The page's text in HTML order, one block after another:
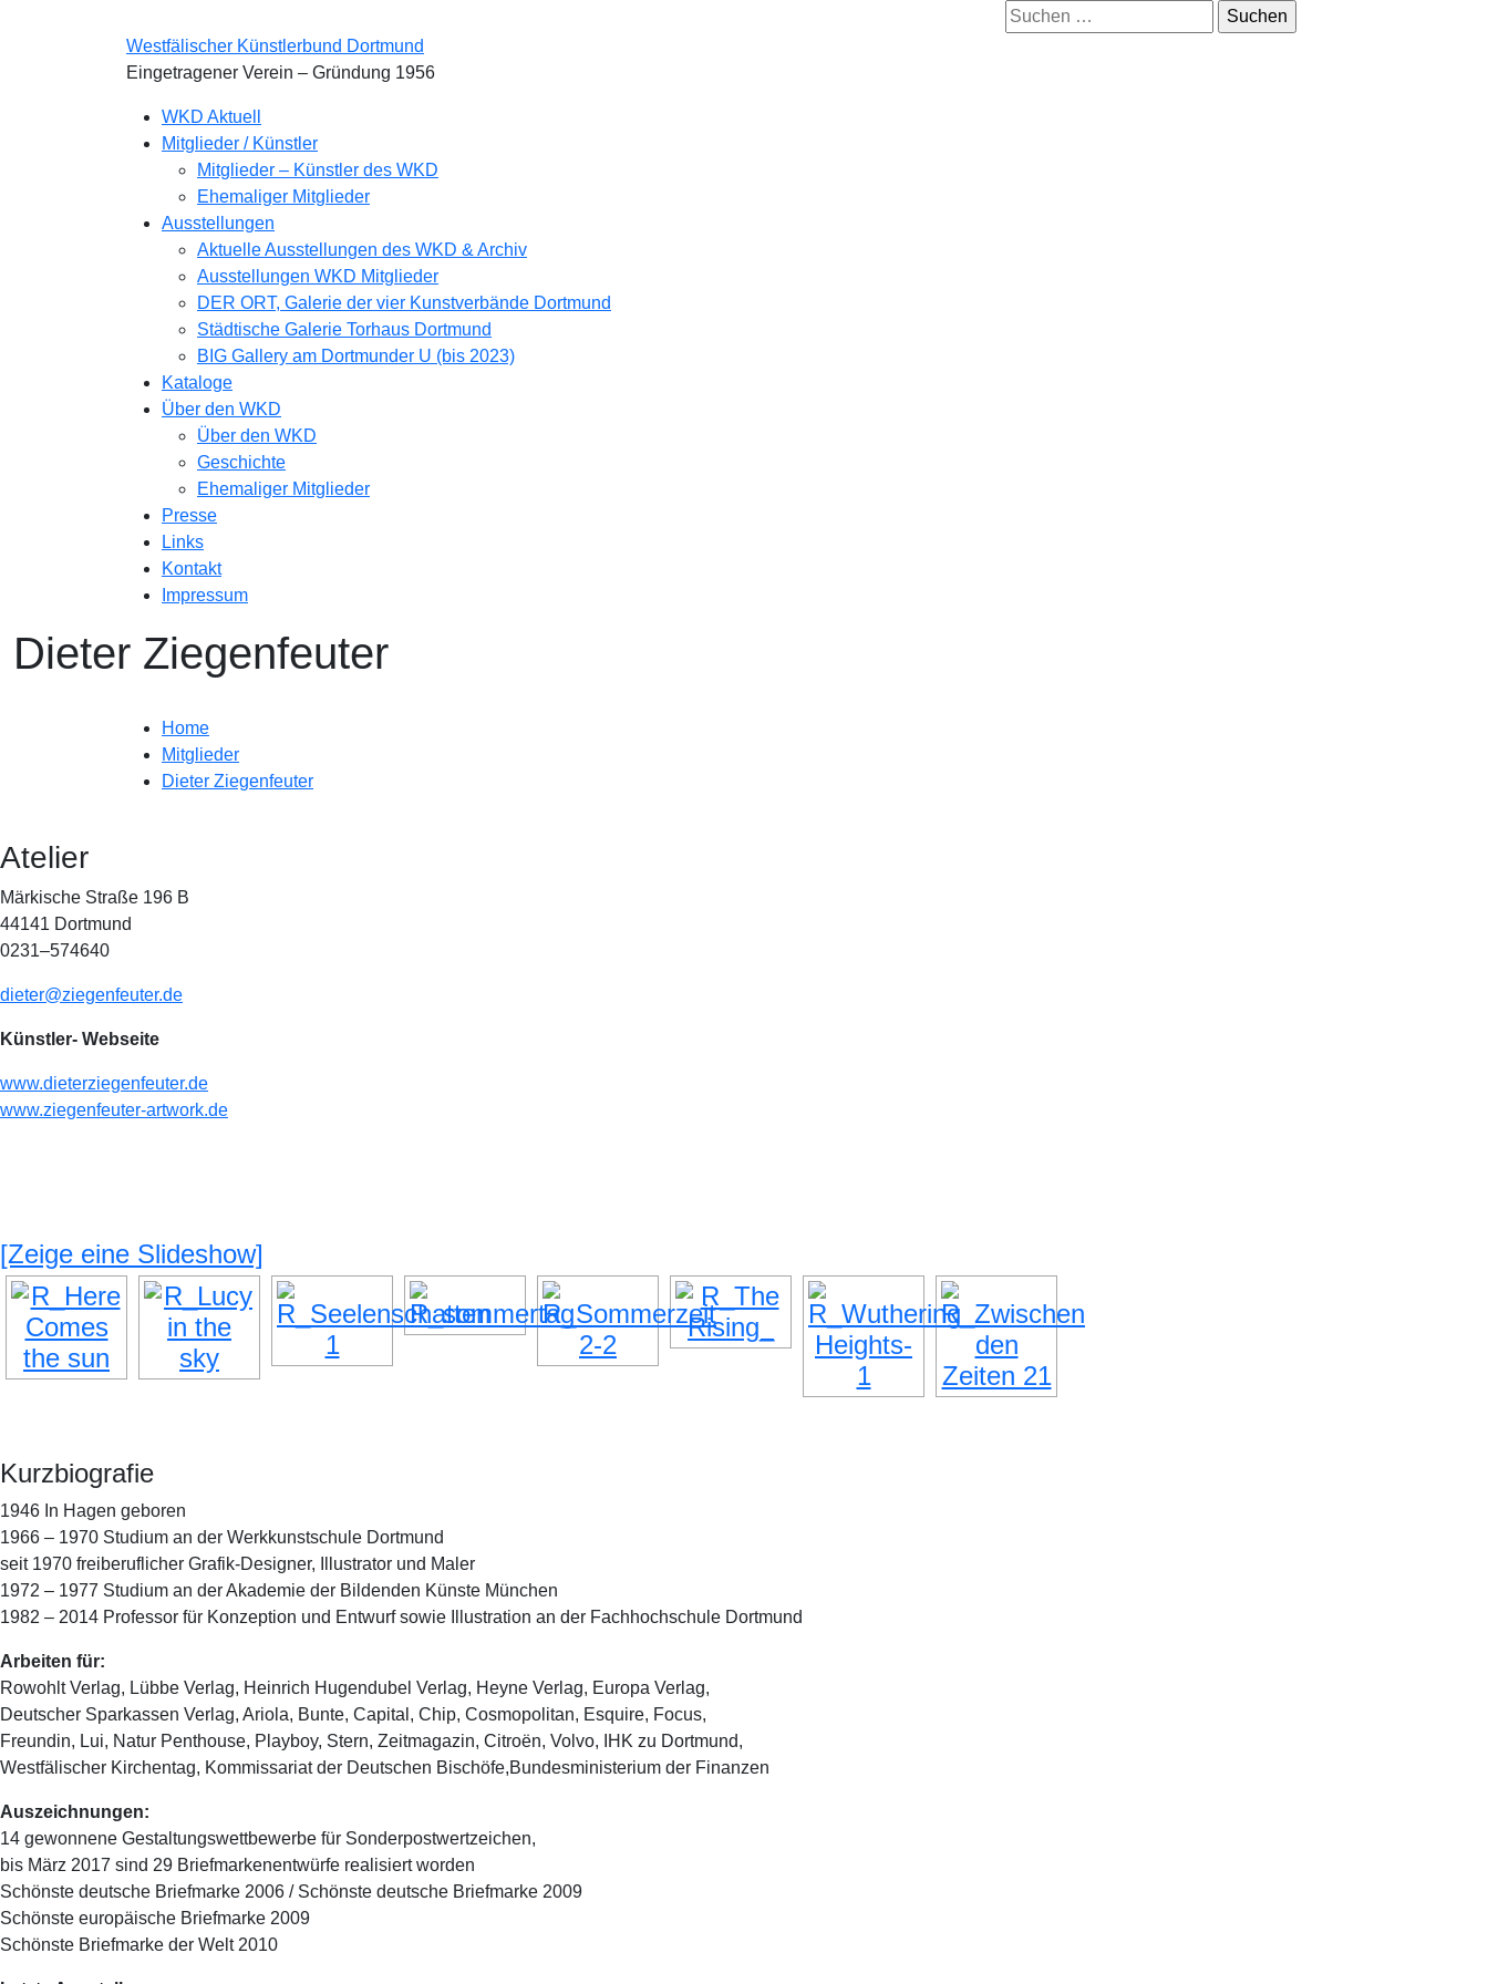
Suchen
nach:
Westfälischer Künstlerbund Dortmund
Eingetragener Verein – Gründung 1956
Primary
Menu
WKD Aktuell
Mitglieder / Künstler
Mitglieder – Künstler des WKD
Ehemaliger Mitglieder
Ausstellungen
Aktuelle Ausstellungen des WKD & Archiv
Ausstellungen WKD Mitglieder
DER ORT, Galerie der vier Kunstverbände Dortmund
Städtische Galerie Torhaus Dortmund
BIG Gallery am Dortmunder U (bis 2023)
Kataloge
Über den WKD
Über den WKD
Geschichte
Ehemaliger Mitglieder
Presse
Links
Kontakt
Impressum
Dieter Ziegenfeuter
Home
Mitglieder
Dieter Ziegenfeuter
Atelier
Märkische Straße 196 B
44141 Dortmund
0231–574640
dieter@ziegenfeuter.de
Künstler- Webseite
www.dieterziegenfeuter.de
www.ziegenfeuter-artwork.de
[Zeige eine Slideshow]
Kurzbiografie
1946 In Hagen geboren
1966 – 1970 Studium an der Werkkunstschule Dortmund
seit 1970 freiberuflicher Grafik-Designer, Illustrator und Maler
1972 – 1977 Studium an der Akademie der Bildenden Künste München
1982 – 2014 Professor für Konzeption und Entwurf sowie Illustration an der Fachhochschule Dortmund
Arbeiten für:
Rowohlt Verlag, Lübbe Verlag, Heinrich Hugendubel Verlag, Heyne Verlag, Europa Verlag,
Deutscher Sparkassen Verlag, Ariola, Bunte, Capital, Chip, Cosmopolitan, Esquire, Focus,
Freundin, Lui, Natur Penthouse, Playboy, Stern, Zeitmagazin, Citroën, Volvo, IHK zu Dortmund,
Westfälischer Kirchentag, Kommissariat der Deutschen Bischöfe,Bundesministerium der Finanzen
Auszeichnungen:
14 gewonnene Gestaltungswettbewerbe für Sonderpostwertzeichen,
bis März 2017 sind 29 Briefmarkenentwürfe realisiert worden
Schönste deutsche Briefmarke 2006 / Schönste deutsche Briefmarke 2009
Schönste europäische Briefmarke 2009
Schönste Briefmarke der Welt 2010